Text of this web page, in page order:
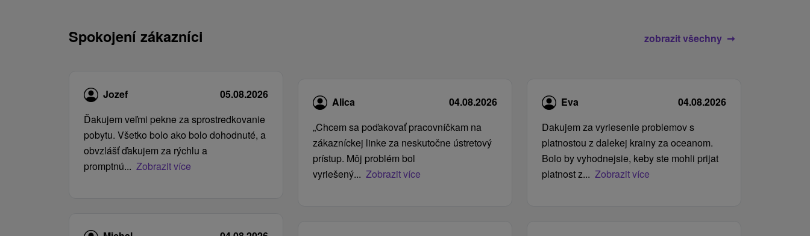
Spokojení zákazníci zobrazit všechny
Jozef
05.08.2026
Ďakujem veľmi pekne za sprostredkovanie
pobytu. Všetko bolo ako bolo dohodnuté, a
obvzlášť ďakujem za rýchlu a
promptnú... Zobrazit více
Alica
04.08.2026
„Chcem sa poďakovať pracovníčkam na
zákazníckej linke za neskutočne ústretový
prístup. Môj problém bol
vyriešený... Zobrazit více
Eva
04.08.2026
Dakujem za vyriesenie problemov s
platnostou z dalekej krainy za oceanom.
Bolo by vyhodnejsie, keby ste mohli prijat
platnost z... Zobrazit více